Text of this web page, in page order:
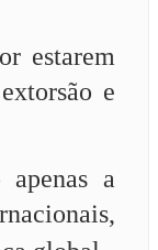
estarem
e
a